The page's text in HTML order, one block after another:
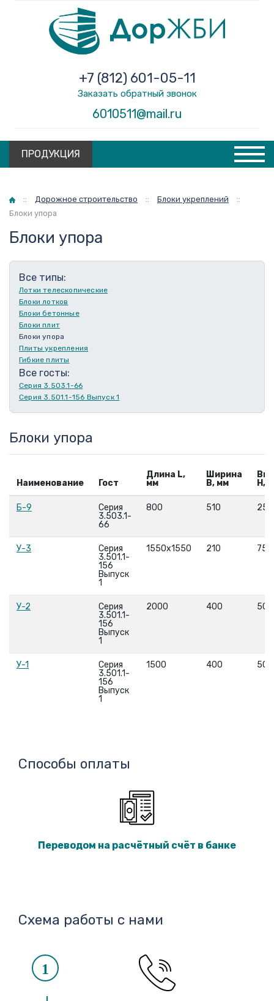
6010511@mail.ru
+7 (812) 601-05-11
Заказать обратный звонок
ПРОДУКЦИЯ
Главная
:: Дорожное строительство :: Блоки укреплений
::
Блоки упора
Блоки упора
Все типы:
Лотки телескопические
Блоки лотков
Блоки бетонные
Блоки плит
Блоки упора
Плиты укрепления
Гибкие плиты
Все госты:
Серия 3.503.1-66
Серия 3.501.1-156 Выпуск 1
Блоки упора
Наименование Гост
Длина L,
мм
Ширина
B, мм
H,
Б-9
Серия
3.503.1-
66
800 510 250
У-3
Серия
3.501.1-
156
Выпуск
1
1550x1550 210 750
У-2
Серия
3.501.1-
156
Выпуск
1
2000 400 500
У-1
Серия
3.501.1-
156
Выпуск
1
1500 400 500
Способы оплаты
Переводом на расчётный счёт в банке
Схема работы с нами
1